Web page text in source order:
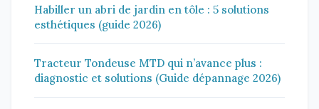
Habiller un abri de jardin en tôle : 5 solutions
esthétiques (guide 2026)
Tracteur Tondeuse MTD qui n’avance plus :
diagnostic et solutions (Guide dépannage 2026)